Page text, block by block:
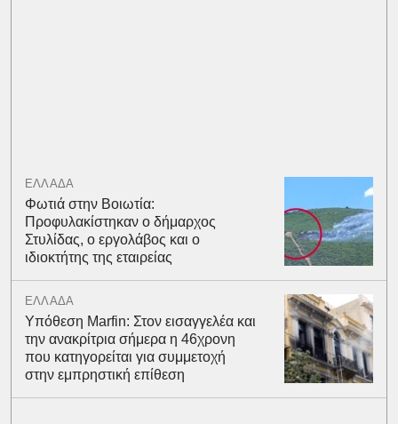
ΕΛΛΑΔΑ
Φωτιά στην Βοιωτία:
Προφυλακίστηκαν ο δήμαρχος
Στυλίδας, ο εργολάβος και ο
ιδιοκτήτης της εταιρείας
ΕΛΛΑΔΑ
Υπόθεση Marfin: Στον εισαγγελέα και
την ανακρίτρια σήμερα η 46χρονη
που κατηγορείται για συμμετοχή
στην εμπρηστική επίθεση